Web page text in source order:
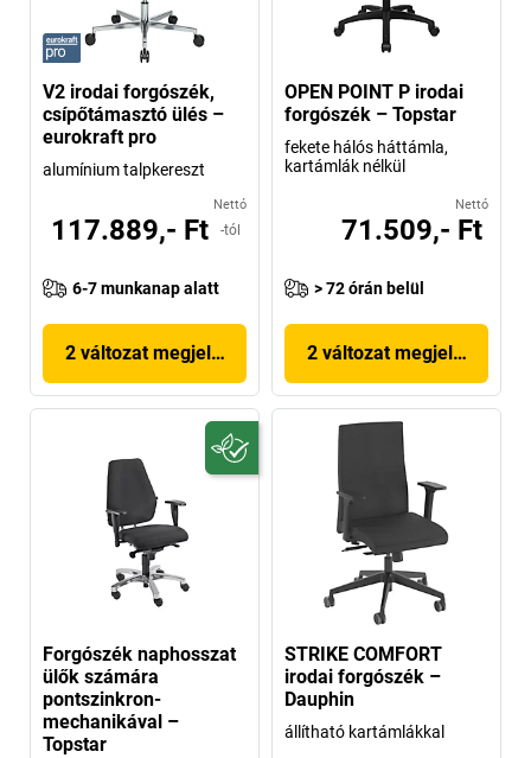
V2 irodai forgószék,
csípőtámasztó ülés –
eurokraft pro
alumínium talpkereszt
Nettó
117.889,- Ft -tól
6-7 munkanap alatt
2 változat megjelenítése
OPEN POINT P irodai
forgószék – Topstar
fekete hálós háttámla,
kartámlák nélkül
Nettó
71.509,- Ft
> 72 órán belül
2 változat megjelenítése
Forgószék naphosszat
ülők számára
pontszinkron-
mechanikával –
Topstar
STRIKE COMFORT
irodai forgószék –
Dauphin
állítható kartámlákkal